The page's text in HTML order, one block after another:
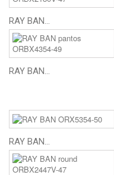
RAY BAN...
RAY BAN...
RAY BAN...